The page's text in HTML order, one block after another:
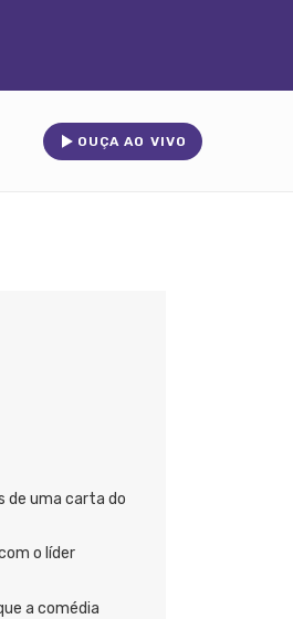
OUÇA AO VIVO
de uma carta do
o líder
a comédia